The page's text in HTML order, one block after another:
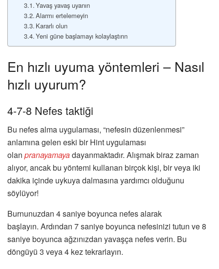
Yavaş yavaş uyanın
Alarmı ertelemeyin
Kararlı olun
Yeni güne başlamayı kolaylaştırın
En hızlı uyuma yöntemleri – Nasıl
hızlı uyurum?
4-7-8 Nefes taktiği
Bu nefes alma uygulaması, “nefesin düzenlenmesi”
anlamına gelen eski bir Hint uygulaması
olan pranayamayadayanmaktadır. Alışmak biraz zaman
alıyor, ancak bu yöntemi kullanan birçok kişi, bir veya iki
dakika içinde uykuya dalmasına yardımcı olduğunu
söylüyor!
Burnunuzdan 4 saniye boyunca nefes alarak
başlayın. Ardından 7 saniye boyunca nefesinizi tutun ve 8
saniye boyunca ağzınızdan yavaşça nefes verin. Bu
döngüyü 3 veya 4 kez tekrarlayın.